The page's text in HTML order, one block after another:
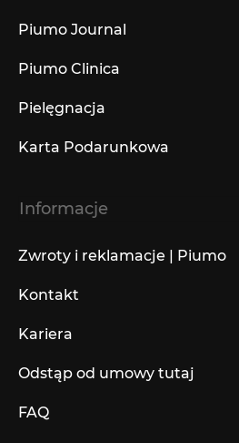
Piumo Journal
Piumo Clinica
Pielęgnacja
Karta Podarunkowa
Informacje
Zwroty i reklamacje | Piumo
Kontakt
Kariera
Odstąp od umowy tutaj
FAQ